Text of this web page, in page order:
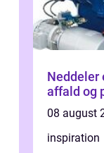
Neddeler
affald og
08 august
inspiration